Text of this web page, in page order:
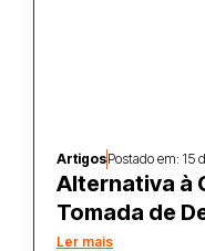
ArtigosPostado em: 15
Alternativa à
Tomada de
Ler mais